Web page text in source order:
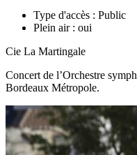
Type d'accès : Public
Plein air : oui
Cie La Martingale
Concert de l’Orchestre
Bordeaux Métropole.